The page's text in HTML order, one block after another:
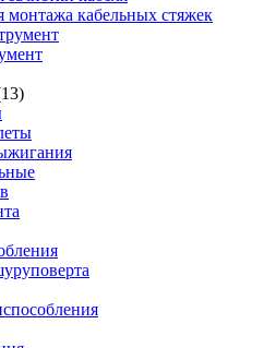
монтажа кабельных стяжек